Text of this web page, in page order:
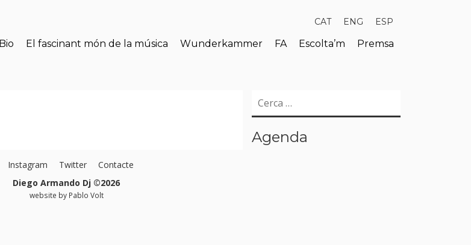
CAT ENG ESP
Bio El fascinant món de la música Wunderkammer FA Escolta’m Premsa
Cerca:
Agenda
Instagram Twitter
Contacte
Diego Armando Dj ©2026
website by Pablo Volt